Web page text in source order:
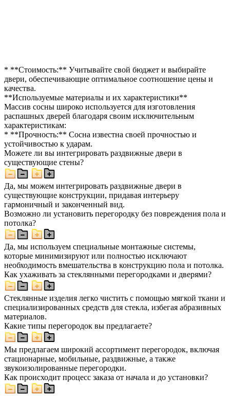
* **Стоимость:** Учитывайте свой бюджет и выбирайте
двери, обеспечивающие оптимальное соотношение цены и
качества.
**Используемые материалы и их характеристики**
Массив сосны широко используется для изготовления
распашных дверей благодаря своим исключительным
характеристикам:
* **Прочность:** Сосна известна своей прочностью и
устойчивостью к ударам.
Можете ли вы интегрировать раздвижные двери в
существующие стены?
Да, мы можем интегрировать раздвижные двери в
существующие конструкции, придавая интерьеру
гармоничный и законченный вид.
Возможно ли установить перегородку без повреждения пола и
потолка?
Да, мы используем специальные монтажные системы,
которые минимизируют или полностью исключают
необходимость вмешательства в конструкцию пола и потолка.
Как ухаживать за стеклянными перегородками и дверями?
Стеклянные изделия легко чистить с помощью мягкой ткани и
специализированных средств для стекла, избегая абразивных
материалов.
Какие типы перегородок вы предлагаете?
Мы предлагаем широкий ассортимент перегородок, включая
стационарные, мобильные, раздвижные, а также
звукоизолированные перегородки.
Как происходит процесс заказа от начала и до установки?